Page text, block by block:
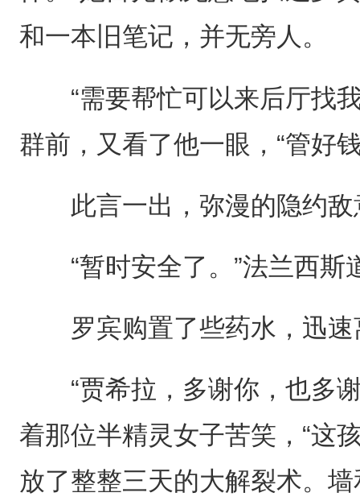
和一本旧笔记，并无旁人。
“需要帮忙可以来后厅找我
群前，又看了他一眼，“管好
此言一出，弥漫的隐约敌
“暂时安全了。”法兰西斯
罗宾购置了些药水，迅速
“贾希拉，多谢你，也多谢
着那位半精灵女子苦笑，“这
放了整整三天的大解裂术。